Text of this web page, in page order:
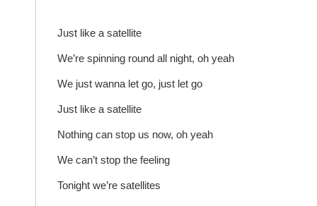
Just like a satellite
We’re spinning round all night, oh yeah
We just wanna let go, just let go
Just like a satellite
Nothing can stop us now, oh yeah
We can’t stop the feeling
Tonight we’re satellites